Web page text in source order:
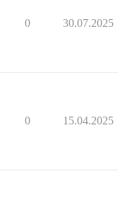
0 30.07.2025
0 15.04.2025